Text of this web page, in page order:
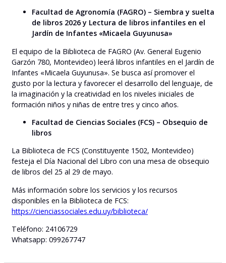
Facultad de Agronomía (FAGRO) – Siembra y suelta
de libros 2026 y Lectura de libros infantiles en el
Jardín de Infantes «Micaela Guyunusa»
El equipo de la Biblioteca de FAGRO (Av. General Eugenio
Garzón 780, Montevideo) leerá libros infantiles en el Jardín de
Infantes «Micaela Guyunusa». Se busca así promover el
gusto por la lectura y favorecer el desarrollo del lenguaje, de
la imaginación y la creatividad en los niveles iniciales de
formación niños y niñas de entre tres y cinco años.
Facultad de Ciencias Sociales (FCS) – Obsequio de
libros
La Biblioteca de FCS (Constituyente 1502, Montevideo)
festeja el Día Nacional del Libro con una mesa de obsequio
de libros del 25 al 29 de mayo.
Más información sobre los servicios y los recursos
disponibles en la Biblioteca de FCS:
https://cienciassociales.edu.uy/biblioteca/
Teléfono: 24106729
Whatsapp: 099267747